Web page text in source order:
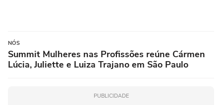
NÓS
Summit Mulheres nas Profissões reúne Cármen
Lúcia, Juliette e Luiza Trajano em São Paulo
PUBLICIDADE